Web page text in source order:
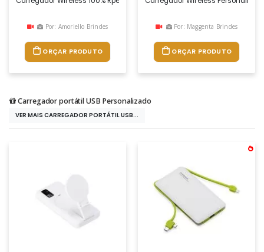
Por: Amoriello Brindes
ORÇAR PRODUTO
Por: Maggenta Brindes
ORÇAR PRODUTO
Carregador portátil USB Personalizado
VER MAIS CARREGADOR PORTÁTIL USB...